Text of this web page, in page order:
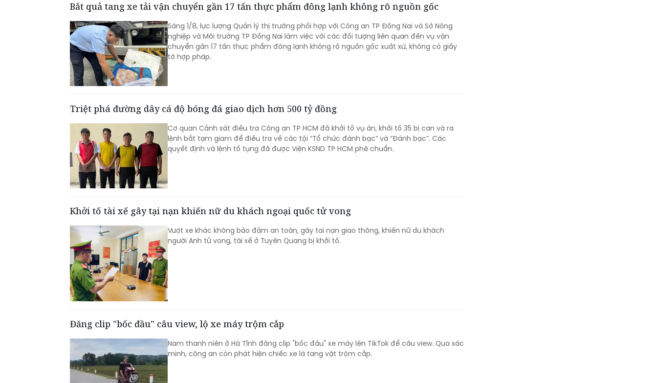
Bắt quả tang xe tải vận chuyển gần 17 tấn thực phẩm đông lạnh không rõ nguồn gốc
Sáng 1/8, lực lượng Quản lý thị trường phối hợp với Công an TP Đồng Nai và Sở Nông
nghiệp và Môi trường TP Đồng Nai làm việc với các đối tượng liên quan đến vụ vận
chuyển gần 17 tấn thực phẩm đông lạnh không rõ nguồn gốc xuất xứ, không có giấy
tờ hợp pháp.
Triệt phá đường dây cá độ bóng đá giao dịch hơn 500 tỷ đồng
Cơ quan Cảnh sát điều tra Công an TP HCM đã khởi tố vụ án, khởi tố 35 bị can và ra
lệnh bắt tạm giam để điều tra về các tội “Tổ chức đánh bạc” và “Đánh bạc”. Các
quyết định và lệnh tố tụng đã được Viện KSND TP HCM phê chuẩn.
Khởi tố tài xế gây tại nạn khiến nữ du khách ngoại quốc tử vong
Vượt xe khác không bảo đảm an toàn, gây tai nạn giao thông, khiến nữ du khách
người Anh tử vong, tài xế ở Tuyên Quang bị khởi tố.
Đăng clip "bốc đầu" câu view, lộ xe máy trộm cắp
Nam thanh niên ở Hà Tĩnh đăng clip "bốc đầu" xe máy lên TikTok để câu view. Qua xác
minh, công an còn phát hiện chiếc xe là tang vật trộm cắp.​